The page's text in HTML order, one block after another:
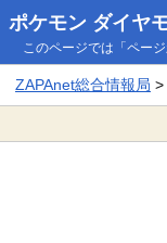
ポケモン ダイヤ
このページでは「ペー
ZAPAnet総合情報局 >